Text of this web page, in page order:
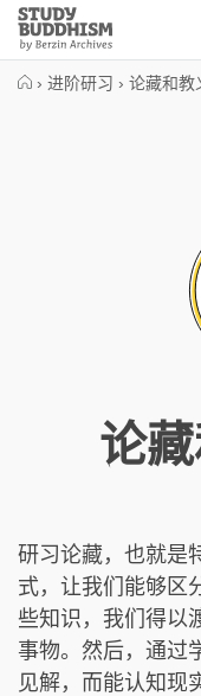
Close
Study
Buddhism
› 进阶研习 › 论藏和教
论
研习论藏，也就是
式，让我们能够区
些知识，我们得以
事物。然后，通过
见解，而能认知现